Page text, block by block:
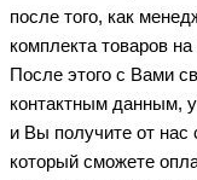
после того, как
комплекта товаров
После этого с Вами
контактным данным,
и Вы получите от
который сможете